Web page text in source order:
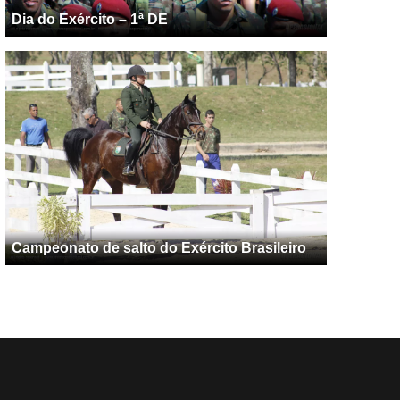
Dia do Exército – 1ª DE
Campeonato de salto do Exército Brasileiro